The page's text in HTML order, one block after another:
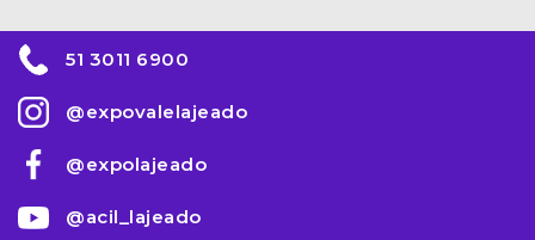
51 3011 6900
@expovalelajeado
@expolajeado
@acil_lajeado